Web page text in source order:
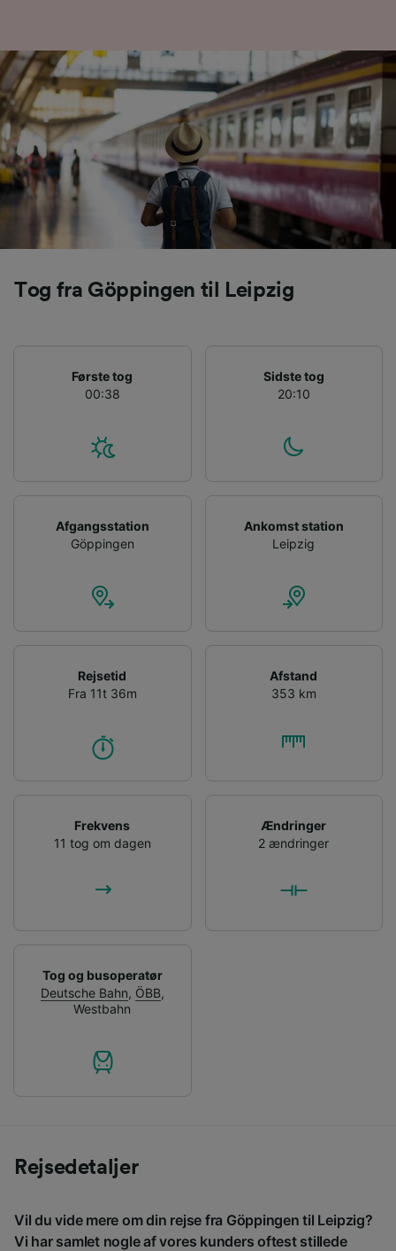
Tog fra Göppingen til Leipzig
Første tog
00:38
Sidste tog
20:10
Afgangsstation
Göppingen
Ankomst station
Leipzig
Rejsetid
Fra 11t 36m
Afstand
353 km
Frekvens
11 tog om dagen
Ændringer
2 ændringer
Tog og busoperatør
Deutsche Bahn, ÖBB,
Westbahn
Rejsedetaljer
Vil du vide mere om din rejse fra Göppingen til Leipzig?
Vi har samlet nogle af vores kunders oftest stillede